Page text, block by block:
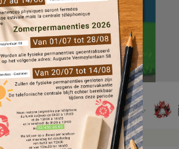
17 Fév, 2021